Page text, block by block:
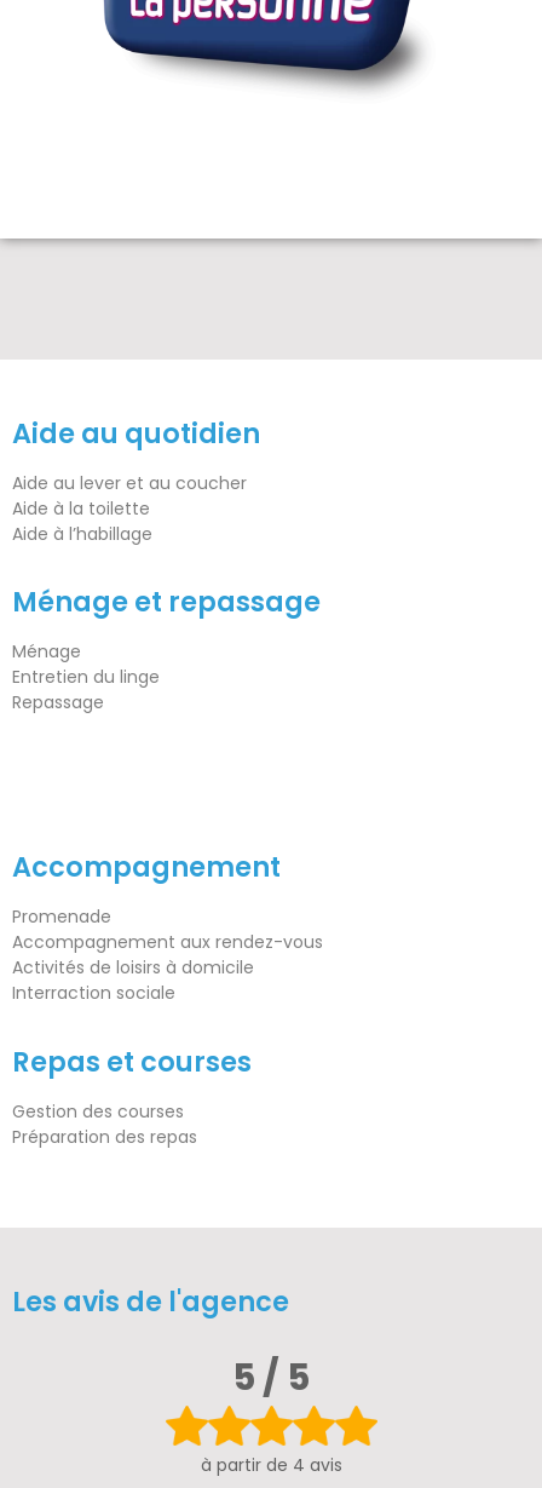
Aide au quotidien
Aide au lever et au coucher
Aide à la toilette
Aide à l’habillage
Ménage et repassage
Ménage
Entretien du linge
Repassage
Accompagnement
Promenade
Accompagnement aux rendez-vous
Activités de loisirs à domicile
Interraction sociale
Repas et courses
Gestion des courses
Préparation des repas
Les avis de l'agence
5 / 5
à partir de 4 avis